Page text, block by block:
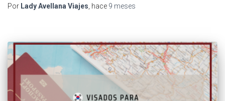
Por Lady Avellana Viajes , hace 9 meses